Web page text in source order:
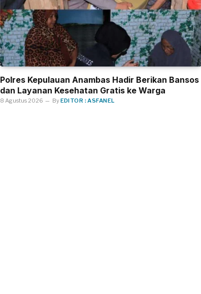
Polres Kepulauan Anambas Hadir Berikan Bansos
dan Layanan Kesehatan Gratis ke Warga
8 Agustus 2026 ByEDITOR : ASFANEL